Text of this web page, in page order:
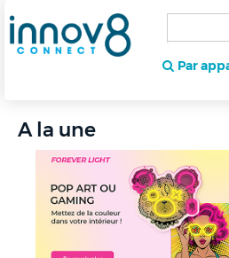
Par
A la une